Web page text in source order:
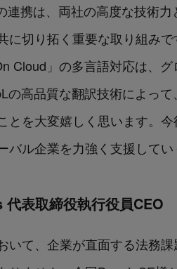
連携は、両社の高度な技術
切り拓く重要な取り組みで
Cloud」の多言語対応は、
の高品質な翻訳技術によっ
とを大変嬉しく思います。
ル企業を力強く支援してい
表取締役執行役員CEO
いて、企業が直面する法務